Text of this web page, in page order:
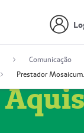
Comunicação
Prestador